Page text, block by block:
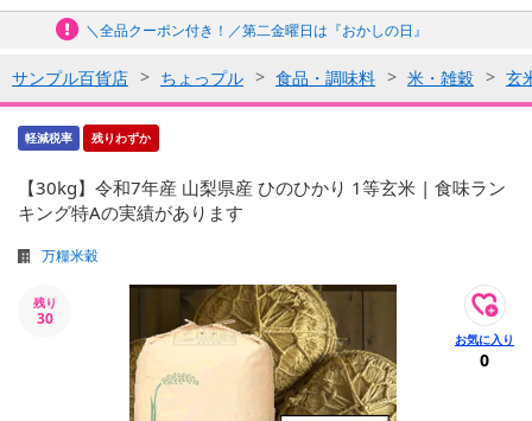
＼全品クーポン付き！／第二金曜日は『おかしの日』
サンプル百貨店 ちょっプル 食品・調味料 米・雑穀 玄
軽減税率 残りわずか
【30kg】令和7年産 山梨県産 ひのひかり 1等玄米 | 食味ラン
キング特Aの実績があります
万糧米穀
残り
30
0